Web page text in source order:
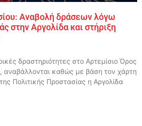
Αναβολή δράσεων λόγω
στην Αργολίδα και στήριξη
δραστηριότητες στο Αρτεμίσιο Όρος
αναβάλλονται καθώς με βάση τον χάρτη
Πολιτικής Προστασίας η Αργολίδα